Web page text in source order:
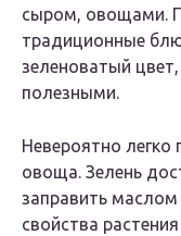
сыром, овощами.
традиционные
зеленоватый
полезными.
Невероятно легко
овоща. Зелень
заправить
свойства